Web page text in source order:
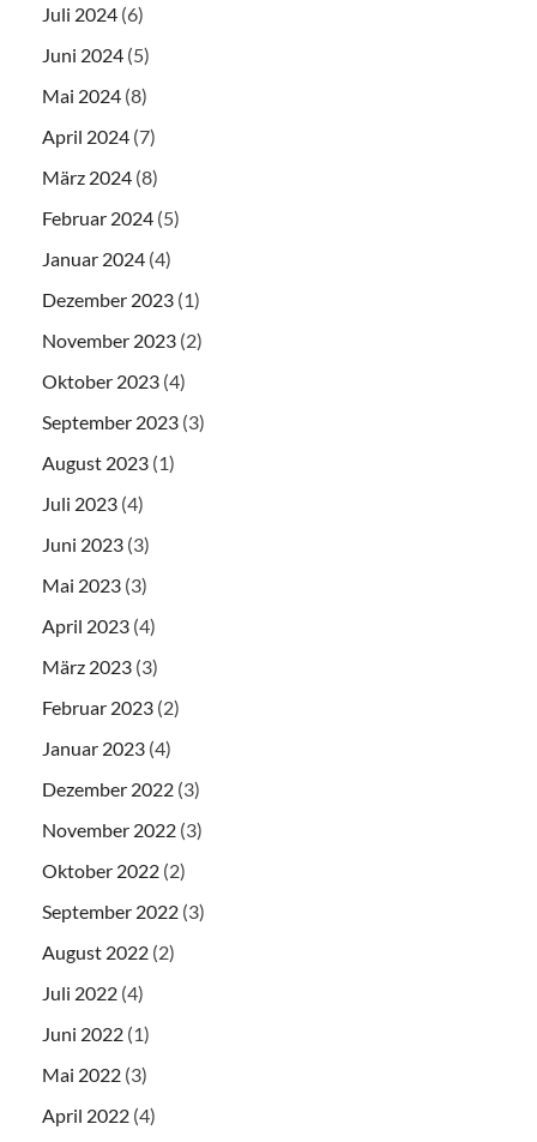
Juli 2024 (6)
Juni 2024 (5)
Mai 2024 (8)
April 2024 (7)
März 2024 (8)
Februar 2024 (5)
Januar 2024 (4)
Dezember 2023 (1)
November 2023 (2)
Oktober 2023 (4)
September 2023 (3)
August 2023 (1)
Juli 2023 (4)
Juni 2023 (3)
Mai 2023 (3)
April 2023 (4)
März 2023 (3)
Februar 2023 (2)
Januar 2023 (4)
Dezember 2022 (3)
November 2022 (3)
Oktober 2022 (2)
September 2022 (3)
August 2022 (2)
Juli 2022 (4)
Juni 2022 (1)
Mai 2022 (3)
April 2022 (4)